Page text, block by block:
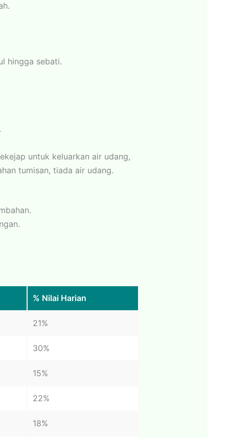
hingga sebati.
untuk keluarkan air udang,
tumisan, tiada air udang.
% Nilai Harian
21%
30%
15%
22%
18%